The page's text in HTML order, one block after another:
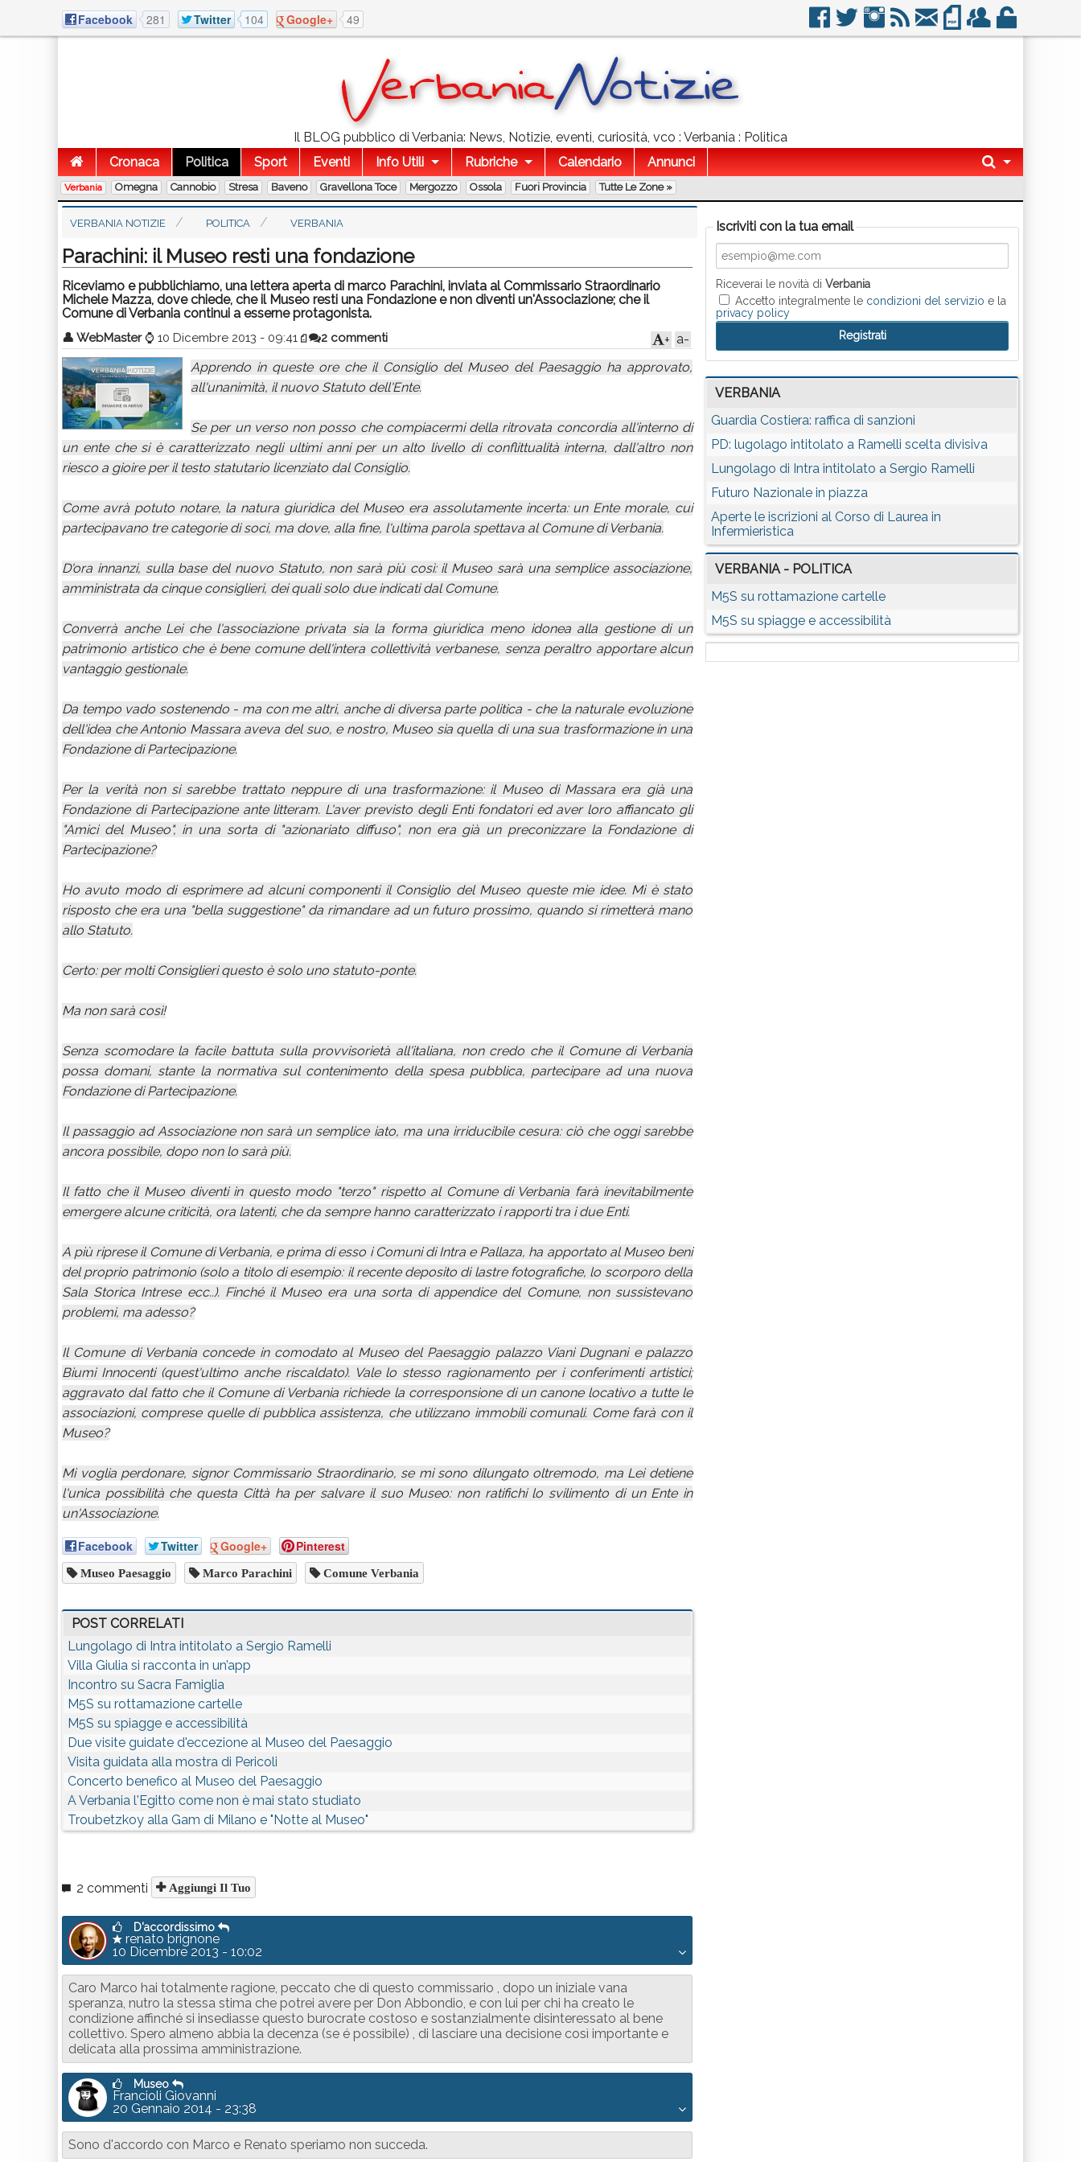
Facebook 281 Twitter 104 Google+ 49
Il BLOG pubblico di Verbania: News, Notizie, eventi, curiosità, vco : Verbania : Politica
Cronaca
Politica Sport Eventi Info Utili Rubriche Calendario Annunci
Verbania Omegna Cannobio Stresa Baveno Gravellona Toce Mergozzo Ossola Fuori Provincia Tutte Le Zone »
VERBANIA NOTIZIE POLITICA VERBANIA
Parachini: il Museo resti una fondazione
Riceviamo e pubblichiamo, una lettera aperta di marco Parachini, inviata al Commissario Straordinario
Michele Mazza, dove chiede, che il Museo resti una Fondazione e non diventi un'Associazione; che il
Comune di Verbania continui a esserne protagonista.
👤 WebMaster ⌚ 10 Dicembre 2013 - 09:41 2 commenti a-
+
Apprendo in queste ore che il Consiglio del Museo del Paesaggio ha approvato,
all'unanimità, il nuovo Statuto dell'Ente.
Se per un verso non posso che compiacermi della ritrovata concordia all'interno di
un ente che si è caratterizzato negli ultimi anni per un alto livello di conflittualità interna, dall'altro non
riesco a gioire per il testo statutario licenziato dal Consiglio.
Come avrà potuto notare, la natura giuridica del Museo era assolutamente incerta: un Ente morale, cui
partecipavano tre categorie di soci, ma dove, alla fine, l'ultima parola spettava al Comune di Verbania.
D'ora innanzi, sulla base del nuovo Statuto, non sarà più così: il Museo sarà una semplice associazione,
amministrata da cinque consiglieri, dei quali solo due indicati dal Comune.
Converrà anche Lei che l'associazione privata sia la forma giuridica meno idonea alla gestione di un
patrimonio artistico che è bene comune dell'intera collettività verbanese, senza peraltro apportare alcun
vantaggio gestionale.
Da tempo vado sostenendo - ma con me altri, anche di diversa parte politica - che la naturale evoluzione
dell'idea che Antonio Massara aveva del suo, e nostro, Museo sia quella di una sua trasformazione in una
Fondazione di Partecipazione.
Per la verità non si sarebbe trattato neppure di una trasformazione: il Museo di Massara era già una
Fondazione di Partecipazione ante litteram. L'aver previsto degli Enti fondatori ed aver loro affiancato gli
"Amici del Museo", in una sorta di "azionariato diffuso", non era già un preconizzare la Fondazione di
Partecipazione?
Ho avuto modo di esprimere ad alcuni componenti il Consiglio del Museo queste mie idee. Mi è stato
risposto che era una "bella suggestione" da rimandare ad un futuro prossimo, quando si rimetterà mano
allo Statuto.
Certo: per molti Consiglieri questo è solo uno statuto-ponte.
Ma non sarà così!
Senza scomodare la facile battuta sulla provvisorietà all'italiana, non credo che il Comune di Verbania
possa domani, stante la normativa sul contenimento della spesa pubblica, partecipare ad una nuova
Fondazione di Partecipazione.
Il passaggio ad Associazione non sarà un semplice iato, ma una irriducibile cesura: ciò che oggi sarebbe
ancora possibile, dopo non lo sarà più.
Il fatto che il Museo diventi in questo modo "terzo" rispetto al Comune di Verbania farà inevitabilmente
emergere alcune criticità, ora latenti, che da sempre hanno caratterizzato i rapporti tra i due Enti.
A più riprese il Comune di Verbania, e prima di esso i Comuni di Intra e Pallaza, ha apportato al Museo beni
del proprio patrimonio (solo a titolo di esempio: il recente deposito di lastre fotografiche, lo scorporo della
Sala Storica Intrese ecc..). Finché il Museo era una sorta di appendice del Comune, non sussistevano
problemi, ma adesso?
Il Comune di Verbania concede in comodato al Museo del Paesaggio palazzo Viani Dugnani e palazzo
Biumi Innocenti (quest'ultimo anche riscaldato). Vale lo stesso ragionamento per i conferimenti artistici;
aggravato dal fatto che il Comune di Verbania richiede la corresponsione di un canone locativo a tutte le
associazioni, comprese quelle di pubblica assistenza, che utilizzano immobili comunali. Come farà con il
Museo?
Mi voglia perdonare, signor Commissario Straordinario, se mi sono dilungato oltremodo, ma Lei detiene
l'unica possibilità che questa Città ha per salvare il suo Museo: non ratifichi lo svilimento di un Ente in
un'Associazione.
Facebook Twitter Google+ Pinterest
Museo Paesaggio Marco Parachini Comune Verbania
POST CORRELATI
Lungolago di Intra intitolato a Sergio Ramelli
Villa Giulia si racconta in un’app
Incontro su Sacra Famiglia
M5S su rottamazione cartelle
M5S su spiagge e accessibilità
Due visite guidate d'eccezione al Museo del Paesaggio
Visita guidata alla mostra di Pericoli
Concerto benefico al Museo del Paesaggio
A Verbania l'Egitto come non è mai stato studiato
Troubetzkoy alla Gam di Milano e "Notte al Museo"
2 commenti Aggiungi Il Tuo
D'accordissimo
renato brignone
10 Dicembre 2013 - 10:02
Caro Marco hai totalmente ragione, peccato che di questo commissario , dopo un iniziale vana
speranza, nutro la stessa stima che potrei avere per Don Abbondio, e con lui per chi ha creato le
condizione affinché si insediasse questo burocrate costoso e sostanzialmente disinteressato al bene
collettivo. Spero almeno abbia la decenza (se é possibile) , di lasciare una decisione così importante e
delicata alla prossima amministrazione.
Museo
Francioli Giovanni
20 Gennaio 2014 - 23:38
Sono d'accordo con Marco e Renato speriamo non succeda.
Iscriviti con la tua email
Riceverai le novità diVerbania
Accetto integralmente le condizioni del servizio e la
privacy policy
VERBANIA
Guardia Costiera: raffica di sanzioni
PD: lugolago intitolato a Ramelli scelta divisiva
Lungolago di Intra intitolato a Sergio Ramelli
Futuro Nazionale in piazza
Aperte le iscrizioni al Corso di Laurea in
Infermieristica
VERBANIA - POLITICA
M5S su rottamazione cartelle
M5S su spiagge e accessibilità